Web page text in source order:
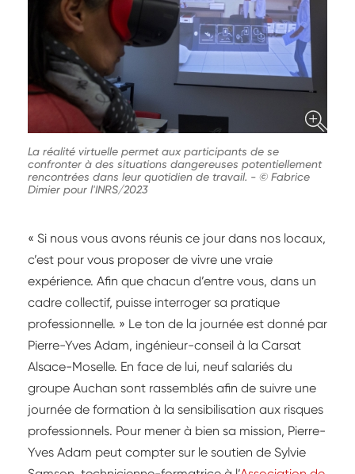
La réalité virtuelle permet aux participants de se
confronter à des situations dangereuses potentiellement
rencontrées dans leur quotidien de travail. - © Fabrice
Dimier pour l'INRS/2023
« Si nous vous avons réunis ce jour dans nos locaux,
c’est pour vous proposer de vivre une vraie
expérience. Afin que chacun d’entre vous, dans un
cadre collectif, puisse interroger sa pratique
professionnelle. » Le ton de la journée est donné par
Pierre-Yves Adam, ingénieur-conseil à la Carsat
Alsace-Moselle. En face de lui, neuf salariés du
groupe Auchan sont rassemblés afin de suivre une
journée de formation à la sensibilisation aux risques
professionnels. Pour mener à bien sa mission, Pierre-
Yves Adam peut compter sur le soutien de Sylvie